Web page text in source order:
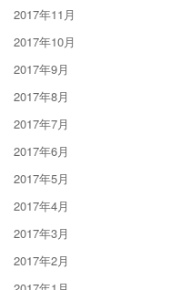
2017年11月
2017年10月
2017年9月
2017年8月
2017年7月
2017年6月
2017年5月
2017年4月
2017年3月
2017年2月